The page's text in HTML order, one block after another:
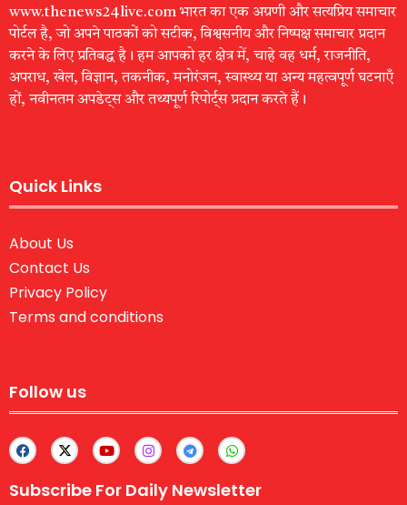
www.thenews24live.com भारत का एक अग्रणी और सत्यप्रिय समाचार
पोर्टल है, जो अपने पाठकों को सटीक, विश्वसनीय और निष्पक्ष समाचार प्रदान
करने के लिए प्रतिबद्ध है। हम आपको हर क्षेत्र में, चाहे वह धर्म, राजनीति,
अपराध, खेल, विज्ञान, तकनीक, मनोरंजन, स्वास्थ्य या अन्य महत्वपूर्ण घटनाएँ
हों, नवीनतम अपडेट्स और तथ्यपूर्ण रिपोर्ट्स प्रदान करते हैं।
Quick Links
About Us
Contact Us
Privacy Policy
Terms and conditions
Follow us
Subscribe For Daily Newsletter